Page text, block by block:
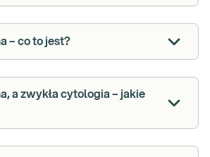
– co to jest?
a zwykła cytologia – jakie